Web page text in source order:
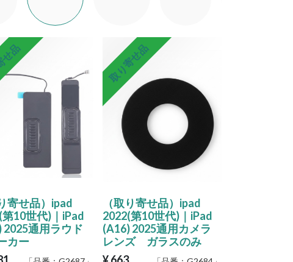
品
寄せ品）ipad
10世代)｜iPad
2025通用ラウド
カー
取り寄せ品
（取り寄せ品）ipad
2022(第10世代)｜iPad
(A16) 2025通用カメラ
レンズ ガラスのみ